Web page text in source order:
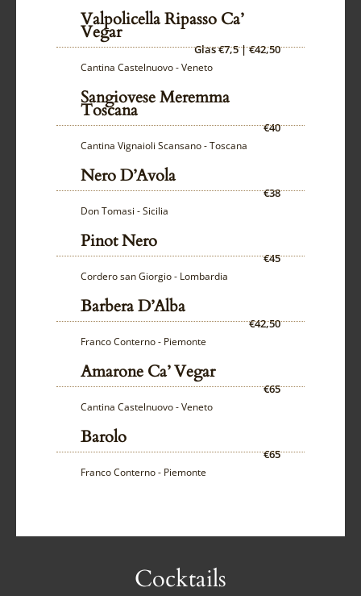
Valpolicella Ripasso Ca’
Vegar
Glas €7,5 | €42,50
Cantina Castelnuovo - Veneto
Sangiovese Meremma
Toscana
€40
Cantina Vignaioli Scansano - Toscana
Nero D’Avola
€38
Don Tomasi - Sicilia
Pinot Nero
€45
Cordero san Giorgio - Lombardia
Barbera D’Alba
€42,50
Franco Conterno - Piemonte
Amarone Ca’ Vegar
€65
Cantina Castelnuovo - Veneto
Barolo
€65
Franco Conterno - Piemonte
Cocktails